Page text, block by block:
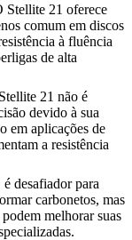
Stellite 21 oferece
comum em discos
à fluência
de alta
21 não é
devido à sua
em aplicações de
a resistência
desafiador para
carbonetos, mas
melhorar suas